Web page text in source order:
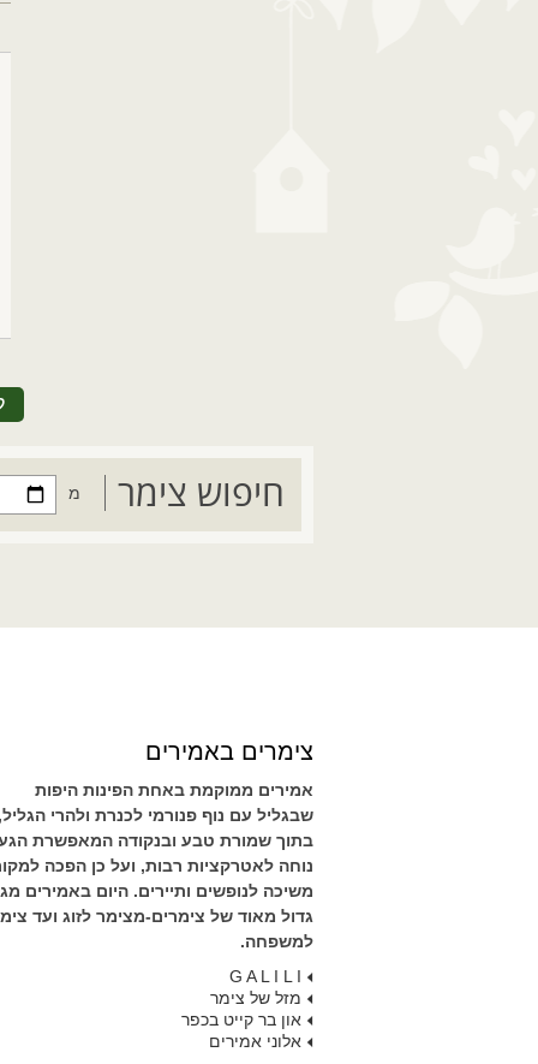
חיפוש צימר מ
צימרים באמירים
אמירים ממוקמת באחת הפינות היפות
שבגליל עם נוף פנורמי לכנרת ולהרי הגליל,
בתוך שמורת טבע ובנקודה המאפשרת
נוחה לאטרקציות רבות, ועל כן הפכה
משיכה לנופשים ותיירים. היום באמירים
גדול מאוד של צימרים-מצימר לזוג ועד
למשפחה.
G A L I L I
מזל של צימר
און בר קייט בכפר
אלוני אמירים